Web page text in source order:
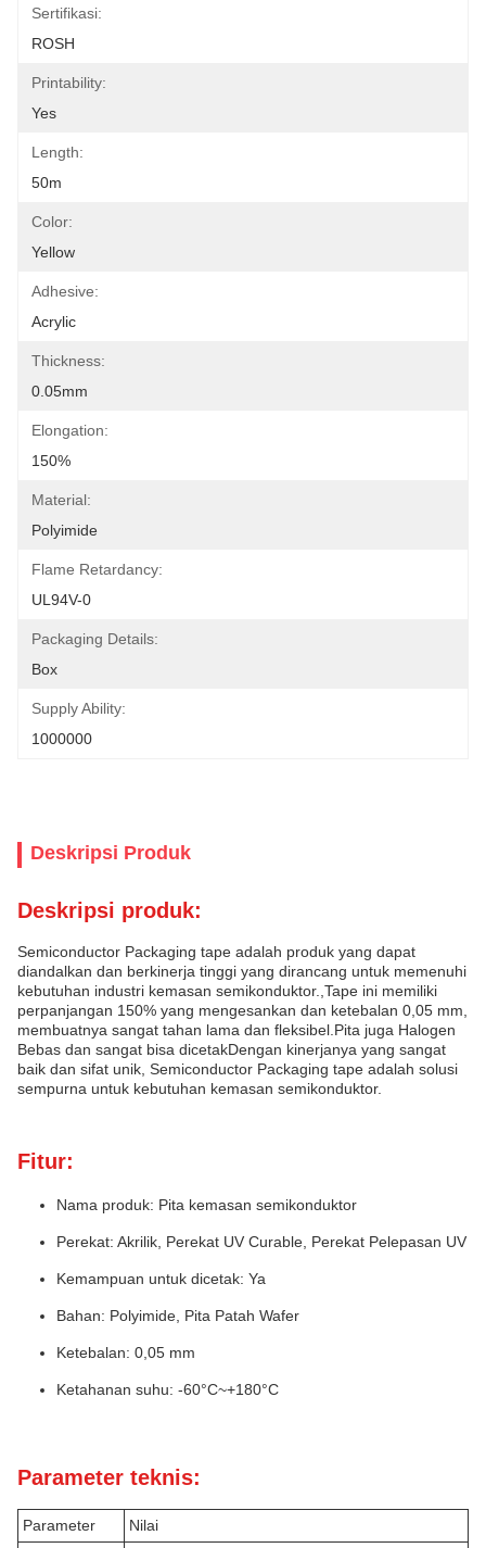
Sertifikasi:
ROSH
Printability:
Yes
Length:
50m
Color:
Yellow
Adhesive:
Acrylic
Thickness:
0.05mm
Elongation:
150%
Material:
Polyimide
Flame Retardancy:
UL94V-0
Packaging Details:
Box
Supply Ability:
1000000
Deskripsi Produk
Deskripsi produk:
Semiconductor Packaging tape adalah produk yang dapat
diandalkan dan berkinerja tinggi yang dirancang untuk memenuhi
kebutuhan industri kemasan semikonduktor.,Tape ini memiliki
perpanjangan 150% yang mengesankan dan ketebalan 0,05 mm,
membuatnya sangat tahan lama dan fleksibel.Pita juga Halogen
Bebas dan sangat bisa dicetakDengan kinerjanya yang sangat
baik dan sifat unik, Semiconductor Packaging tape adalah solusi
sempurna untuk kebutuhan kemasan semikonduktor.
Fitur:
Nama produk: Pita kemasan semikonduktor
Perekat: Akrilik, Perekat UV Curable, Perekat Pelepasan UV
Kemampuan untuk dicetak: Ya
Bahan: Polyimide, Pita Patah Wafer
Ketebalan: 0,05 mm
Ketahanan suhu: -60°C~+180°C
Parameter teknis:
Parameter
Nilai